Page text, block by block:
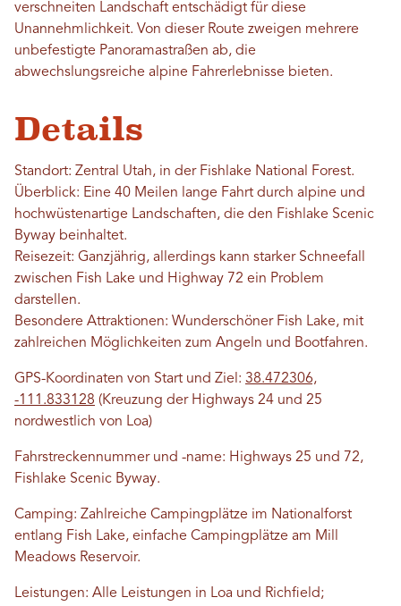
verschneiten Landschaft entschädigt für diese
Unannehmlichkeit. Von dieser Route zweigen mehrere
unbefestigte Panoramastraßen ab, die
abwechslungsreiche alpine Fahrerlebnisse bieten.
Details
Standort: Zentral Utah, in der Fishlake National Forest.
Überblick: Eine 40 Meilen lange Fahrt durch alpine und
hochwüstenartige Landschaften, die den Fishlake Scenic
Byway beinhaltet.
Reisezeit: Ganzjährig, allerdings kann starker Schneefall
zwischen Fish Lake und Highway 72 ein Problem
darstellen.
Besondere Attraktionen: Wunderschöner Fish Lake, mit
zahlreichen Möglichkeiten zum Angeln und Bootfahren.
GPS-Koordinaten von Start und Ziel: 38.472306,
-111.833128 (Kreuzung der Highways 24 und 25
nordwestlich von Loa)
Fahrstreckennummer und -name: Highways 25 und 72,
Fishlake Scenic Byway.
Camping: Zahlreiche Campingplätze im Nationalforst
entlang Fish Lake, einfache Campingplätze am Mill
Meadows Reservoir.
Leistungen: Alle Leistungen in Loa und Richfield;